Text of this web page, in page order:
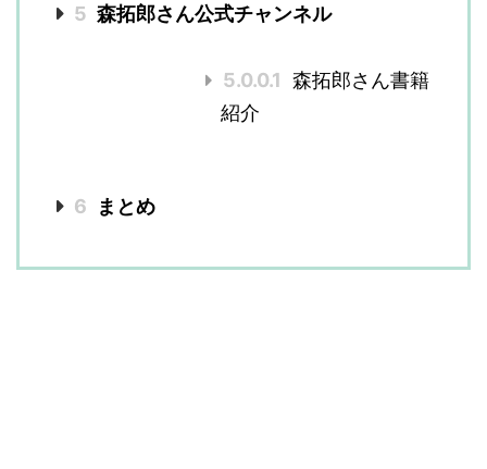
5 森拓郎さん公式チャンネル
5.0.0.1 森拓郎さん書籍
紹介
6 まとめ